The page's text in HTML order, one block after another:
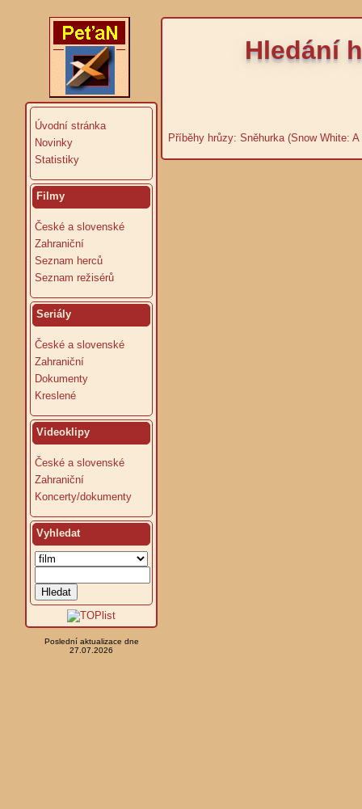
Úvodní stránka
Novinky
Statistiky
Filmy
České a slovenské
Zahraniční
Seznam herců
Seznam režisérů
Seriály
České a slovenské
Zahraniční
Dokumenty
Kreslené
Videoklipy
České a slovenské
Zahraniční
Koncerty/dokumenty
Vyhledat
Poslední aktualizace dne
27.07.2026
Hledání
Příběhy hrůzy: Sněhurka (Snow White: A